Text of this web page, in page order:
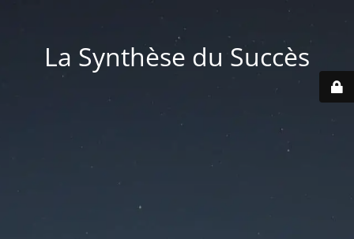
La Synthèse du Succès